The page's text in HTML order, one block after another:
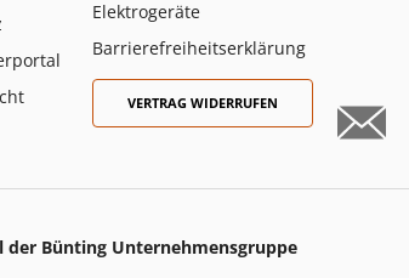
Elektrogeräte
Barrierefreiheitserklärung
VERTRAG WIDERRUFEN
der Bünting Unternehmensgruppe